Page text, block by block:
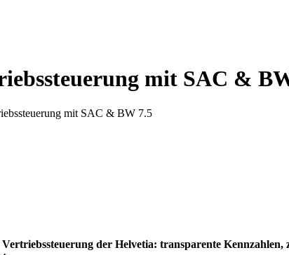
mit SAC &
mit SAC & BW 7.5
der Helvetia: transparente